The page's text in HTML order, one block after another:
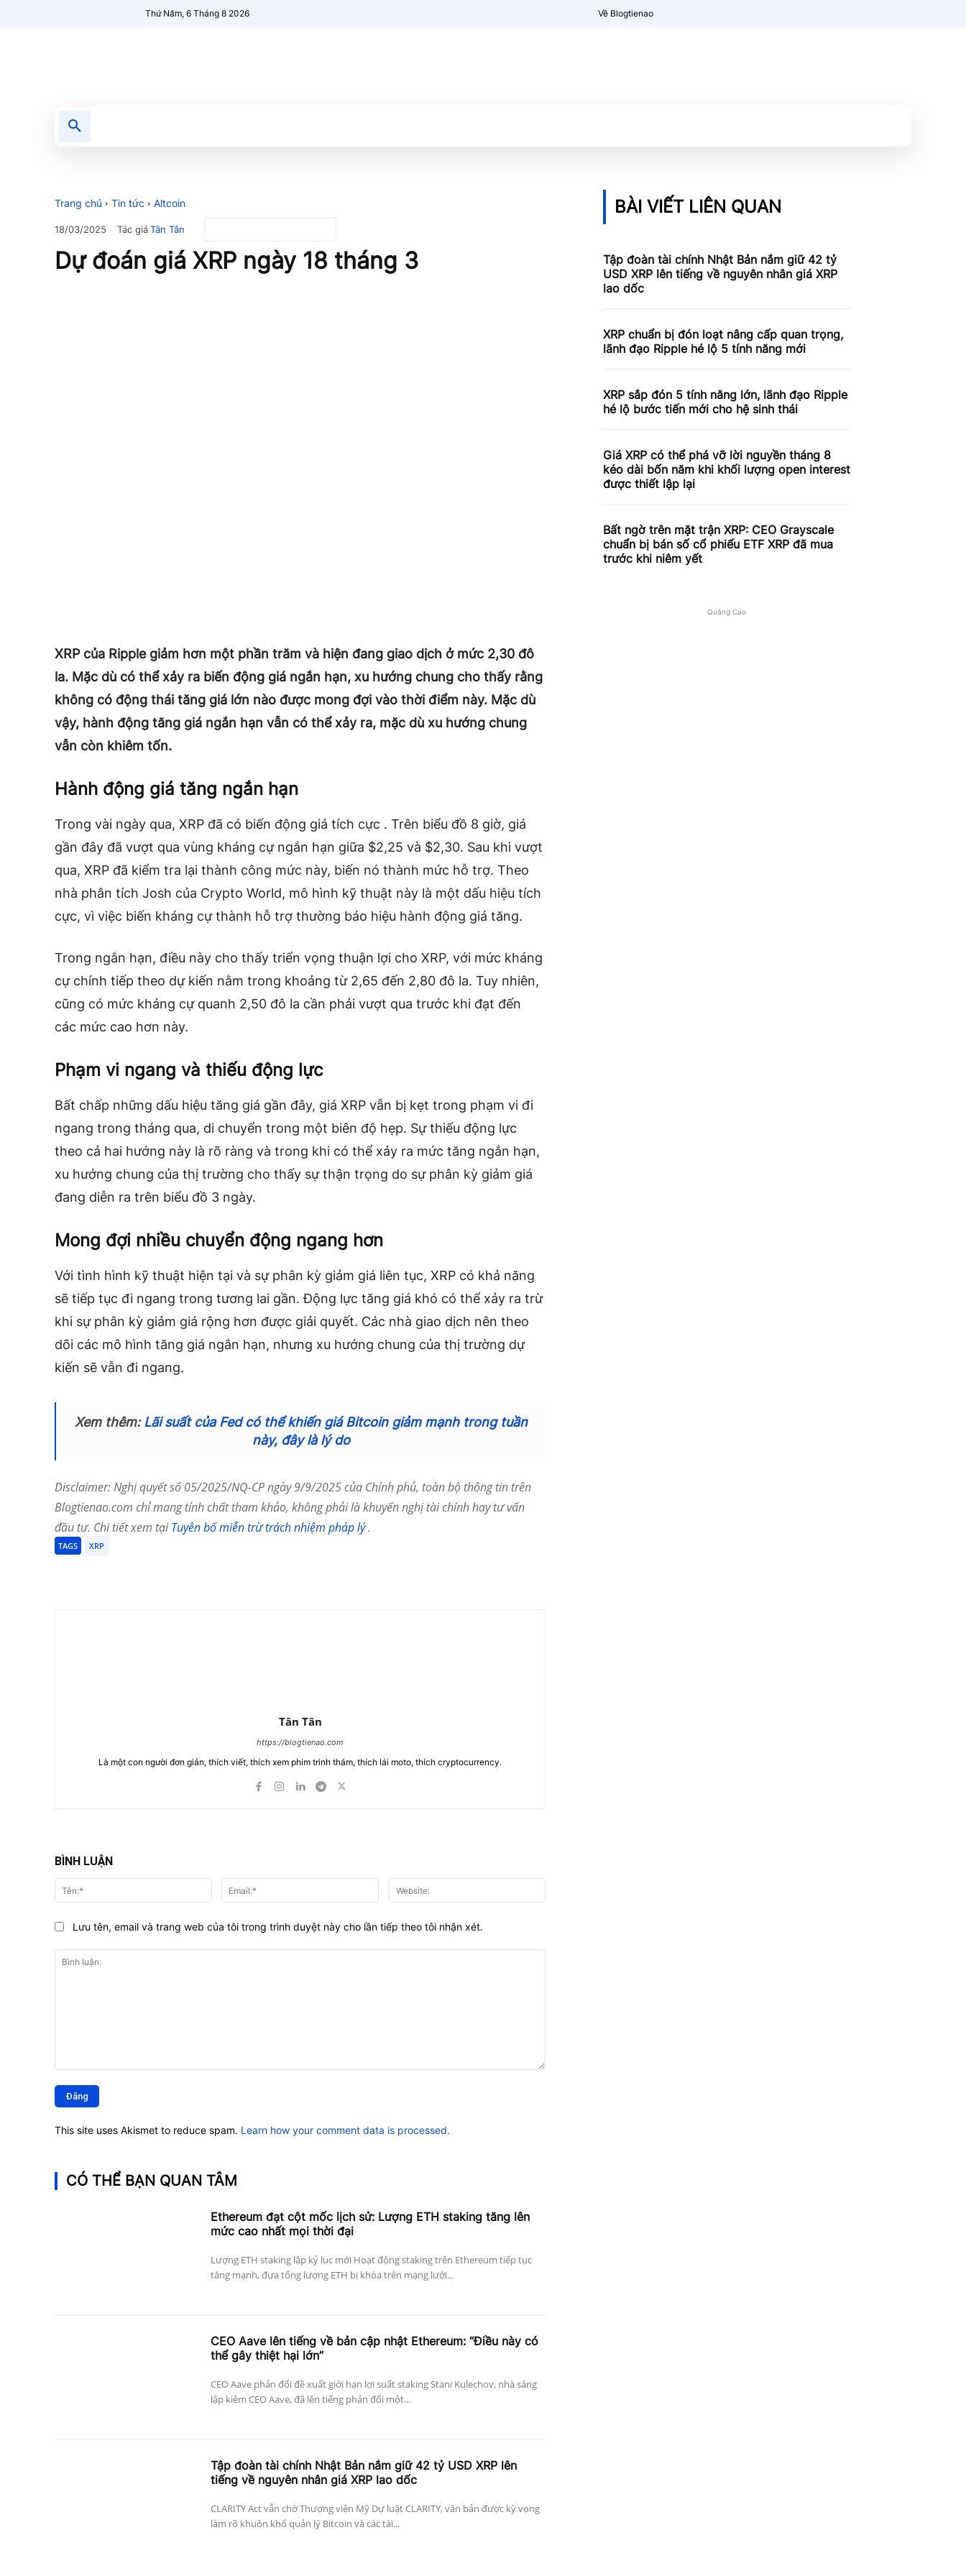
Thứ Năm, 6 Tháng 8 2026 Về Blogtienao
Trang chủ Tin tức Altcoin
18/03/2025 Tác giảTân Tân
Dự đoán giá XRP ngày 18 tháng 3
XRP của Ripple giảm hơn một phần trăm và hiện đang giao dịch ở mức 2,30 đô
la. Mặc dù có thể xảy ra biến động giá ngắn hạn, xu hướng chung cho thấy rằng
không có động thái tăng giá lớn nào được mong đợi vào thời điểm này. Mặc dù
vậy, hành động tăng giá ngắn hạn vẫn có thể xảy ra, mặc dù xu hướng chung
vẫn còn khiêm tốn.
Hành động giá tăng ngắn hạn
Trong vài ngày qua, XRP đã có biến động giá tích cực . Trên biểu đồ 8 giờ, giá
gần đây đã vượt qua vùng kháng cự ngắn hạn giữa $2,25 và $2,30. Sau khi vượt
qua, XRP đã kiểm tra lại thành công mức này, biến nó thành mức hỗ trợ. Theo
nhà phân tích Josh của Crypto World, mô hình kỹ thuật này là một dấu hiệu tích
cực, vì việc biến kháng cự thành hỗ trợ thường báo hiệu hành động giá tăng.
Trong ngắn hạn, điều này cho thấy triển vọng thuận lợi cho XRP, với mức kháng
cự chính tiếp theo dự kiến ​​nằm trong khoảng từ 2,65 đến 2,80 đô la. Tuy nhiên,
cũng có mức kháng cự quanh 2,50 đô la cần phải vượt qua trước khi đạt đến
các mức cao hơn này.
Phạm vi ngang và thiếu động lực
Bất chấp những dấu hiệu tăng giá gần đây, giá XRP vẫn bị kẹt trong phạm vi đi
ngang trong tháng qua, di chuyển trong một biên độ hẹp. Sự thiếu động lực
theo cả hai hướng này là rõ ràng và trong khi có thể xảy ra mức tăng ngắn hạn,
xu hướng chung của thị trường cho thấy sự thận trọng do sự phân kỳ giảm giá
đang diễn ra trên biểu đồ 3 ngày.
Mong đợi nhiều chuyển động ngang hơn
Với tình hình kỹ thuật hiện tại và sự phân kỳ giảm giá liên tục, XRP có khả năng
sẽ tiếp tục đi ngang trong tương lai gần. Động lực tăng giá khó có thể xảy ra trừ
khi sự phân kỳ giảm giá rộng hơn được giải quyết. Các nhà giao dịch nên theo
dõi các mô hình tăng giá ngắn hạn, nhưng xu hướng chung của thị trường dự
kiến ​​sẽ vẫn đi ngang.
Xem thêm:Lãi suất của Fed có thể khiến giá Bitcoin giảm mạnh trong tuần
này, đây là lý do
Disclaimer: Nghị quyết số 05/2025/NQ-CP ngày 9/9/2025 của Chính phủ, toàn bộ thông tin trên
Blogtienao.com chỉ mang tính chất tham khảo, không phải là khuyến nghị tài chính hay tư vấn
đầu tư. Chi tiết xem tạiTuyên bố miễn trừ trách nhiệm pháp lý.
TAGS XRP
Tân Tân
https://blogtienao.com
Là một con người đơn giản, thích viết, thích xem phim trinh thám, thích lái moto, thích cryptocurrency.
BÌNH LUẬN
luận:
Tên:* Email:*
Lưu tên, email và trang web của tôi trong trình duyệt này cho lần tiếp theo tôi nhận xét.
This site uses Akismet to reduce spam. Learn how your comment data is processed.
CÓ THỂ BẠN QUAN TÂM
Ethereum đạt cột mốc lịch sử: Lượng ETH staking tăng lên
mức cao nhất mọi thời đại
Lượng ETH staking lập kỷ lục mới Hoạt động staking trên Ethereum tiếp tục
tăng mạnh, đưa tổng lượng ETH bị khóa trên mạng lưới...
CEO Aave lên tiếng về bản cập nhật Ethereum: “Điều này có
thể gây thiệt hại lớn”
CEO Aave phản đối đề xuất giới hạn lợi suất staking Stani Kulechov, nhà sáng
lập kiêm CEO Aave, đã lên tiếng phản đối một...
Tập đoàn tài chính Nhật Bản nắm giữ 42 tỷ USD XRP lên
tiếng về nguyên nhân giá XRP lao dốc
CLARITY Act vẫn chờ Thượng viện Mỹ Dự luật CLARITY, văn bản được kỳ vọng
làm rõ khuôn khổ quản lý Bitcoin và các tài...
BÀI VIẾT LIÊN QUAN
Tập đoàn tài chính Nhật Bản nắm giữ 42 tỷ
USD XRP lên tiếng về nguyên nhân giá XRP
lao dốc
XRP chuẩn bị đón loạt nâng cấp quan trọng,
lãnh đạo Ripple hé lộ 5 tính năng mới
XRP sắp đón 5 tính năng lớn, lãnh đạo Ripple
hé lộ bước tiến mới cho hệ sinh thái
Giá XRP có thể phá vỡ lời nguyền tháng 8
kéo dài bốn năm khi khối lượng open interest
được thiết lập lại
Bất ngờ trên mặt trận XRP: CEO Grayscale
chuẩn bị bán số cổ phiếu ETF XRP đã mua
trước khi niêm yết
Quảng Cáo